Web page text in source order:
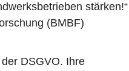
stärken!“
(BMBF)
DSGVO. Ihre